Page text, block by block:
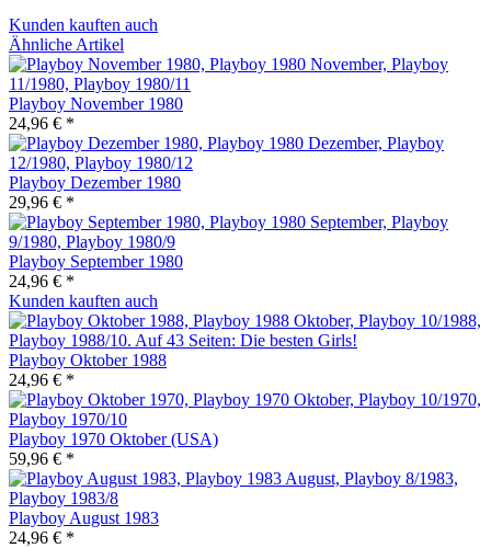
Kunden kauften auch
Ähnliche Artikel
Playboy November 1980
24,96 € *
Playboy Dezember 1980
29,96 € *
Playboy September 1980
24,96 € *
Kunden kauften auch
Playboy Oktober 1988
24,96 € *
Playboy 1970 Oktober (USA)
59,96 € *
Playboy August 1983
24,96 € *